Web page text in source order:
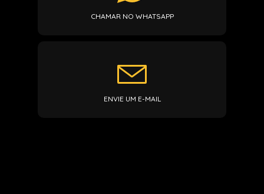
CHAMAR NO WHATSAPP
ENVIE UM E-MAIL